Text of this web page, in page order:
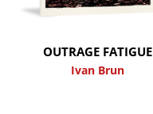
OUTRAGE FATIGUE
Ivan Brun